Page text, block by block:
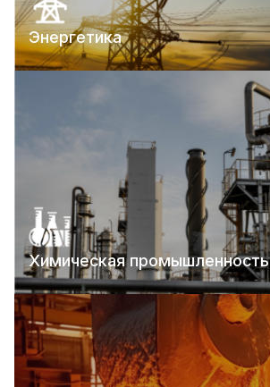
Энергетика
Химическая промышленность